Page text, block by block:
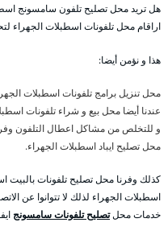
هل تريد محل تصليح تلفون سامسونج
اراقام محل تلفونات اسطبلات الجهراء
هذا و نؤمن أيضا:
محل تنزيل برامج تلفونات اسطبلات
عندنا أيضا محل بيع و شراء تلفونات
و للتخلص من مشاكل اعطال التلفون
محل تصليح ايباد اسطبلات الجهراء.
كذلك وفرنا محل تصليح تلفونات بالبيت
اسطبلات الجهراء لذلك لا تتوانوا عن
خدمات محلتصليح تلفونات سامسونج